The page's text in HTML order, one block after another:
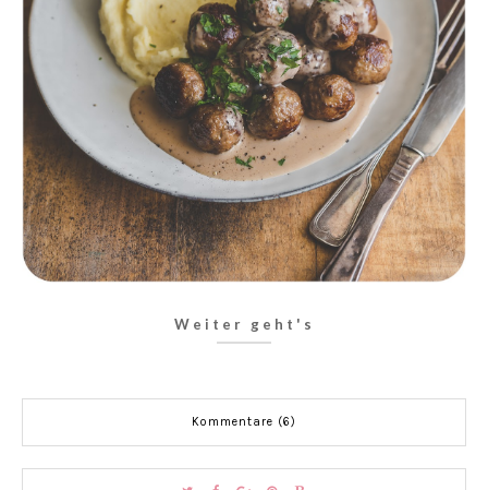
Weiter geht's
Kommentare (6)